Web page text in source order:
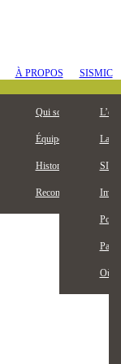
À PROPOS
Qui sommes-nous
Équipe
Historique
Reconnaissance
SISMIC
La
Où
OUTILS ET